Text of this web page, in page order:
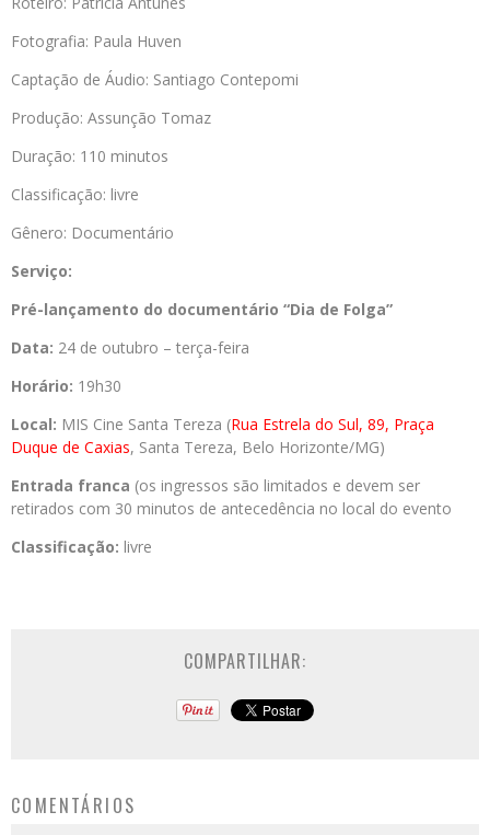
Fotografia: Paula Huven
Captação de Áudio: Santiago Contepomi
Produção: Assunção Tomaz
Duração: 110 minutos
Classificação: livre
Gênero: Documentário
Serviço:
Pré-lançamento do documentário “Dia de Folga”
Data: 24 de outubro – terça-feira
Horário: 19h30
Local: MIS Cine Santa Tereza (Rua Estrela do Sul, 89, Praça
Duque de Caxias, Santa Tereza, Belo Horizonte/MG)
Entrada franca (os ingressos são limitados e devem ser
retirados com 30 minutos de antecedência no local do evento
Classificação: livre
COMPARTILHAR:
COMENTÁRIOS